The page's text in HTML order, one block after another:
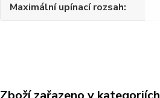
Maximální upínací rozsah